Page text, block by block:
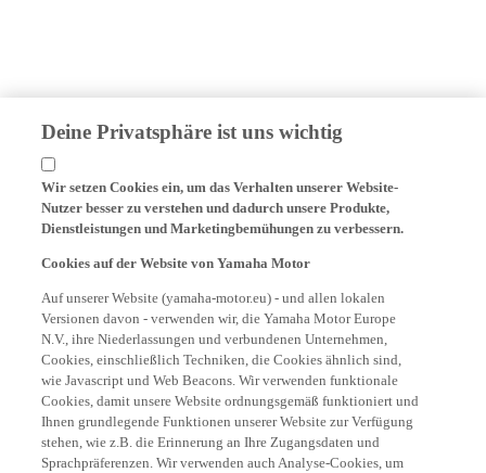
Deine Privatsphäre ist uns wichtig
Wir setzen Cookies ein, um das Verhalten unserer Website-
Nutzer besser zu verstehen und dadurch unsere Produkte,
Dienstleistungen und Marketingbemühungen zu verbessern.
Cookies auf der Website von Yamaha Motor
Auf unserer Website (yamaha-motor.eu) - und allen lokalen
Versionen davon - verwenden wir, die Yamaha Motor Europe
N.V., ihre Niederlassungen und verbundenen Unternehmen,
Cookies, einschließlich Techniken, die Cookies ähnlich sind,
wie Javascript und Web Beacons. Wir verwenden funktionale
Cookies, damit unsere Website ordnungsgemäß funktioniert und
Ihnen grundlegende Funktionen unserer Website zur Verfügung
stehen, wie z.B. die Erinnerung an Ihre Zugangsdaten und
Sprachpräferenzen. Wir verwenden auch Analyse-Cookies, um